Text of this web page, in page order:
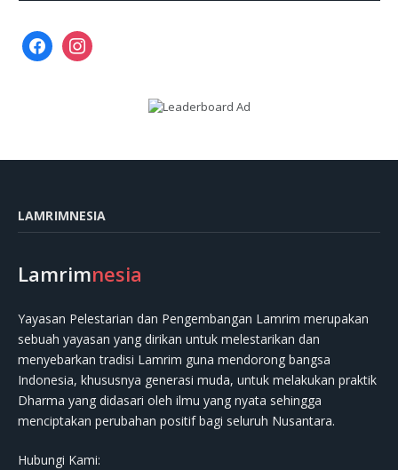
facebookinstagram
LAMRIMNESIA
Lamrimnesia
Yayasan Pelestarian dan Pengembangan Lamrim merupakan
sebuah yayasan yang dirikan untuk melestarikan dan
menyebarkan tradisi Lamrim guna mendorong bangsa
Indonesia, khususnya generasi muda, untuk melakukan praktik
Dharma yang didasari oleh ilmu yang nyata sehingga
menciptakan perubahan positif bagi seluruh Nusantara.
Hubungi Kami: